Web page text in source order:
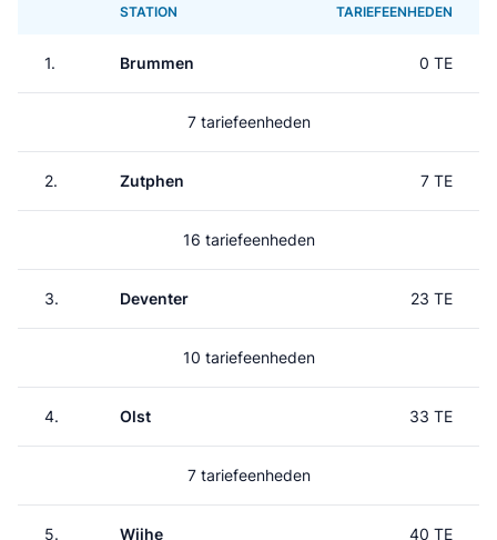
STATION TARIEFEENHEDEN
1. Brummen 0 TE
7 tariefeenheden
2. Zutphen 7 TE
16 tariefeenheden
3. Deventer 23 TE
10 tariefeenheden
4. Olst 33 TE
7 tariefeenheden
5. Wijhe 40 TE